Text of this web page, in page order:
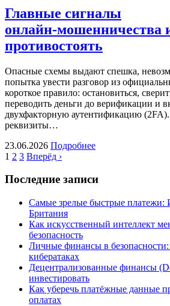
Главные сигналы
онлайн‑мошенничества
противостоять
Опасные схемы выдают спешка,
попытка увести разговор из
короткое правило: остановиться,
переводить деньги до верификации и
двухфакторную аутентификацию
реквизиты…
23.06.2026 Подробнее
1 2 3 Вперёд ›
Последние записи
Самые зрелые быстрые платежи:
Британия
Как искусственный интеллект
безопасность
Личные финансы в безопасности:
кибератаках
Децентрализованные финансы
инвестировать
Как уберечь платёжные данные
оплатах